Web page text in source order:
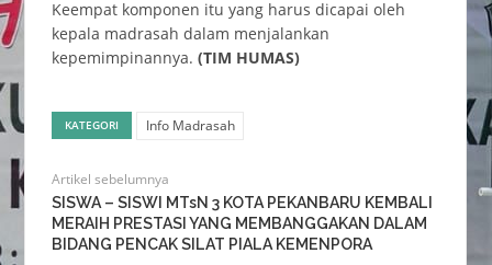
Keempat komponen itu yang harus dicapai oleh
kepala madrasah dalam menjalankan
kepemimpinannya. (TIM HUMAS)
KATEGORI Info Madrasah
Artikel sebelumnya
SISWA – SISWI MTsN 3 KOTA PEKANBARU KEMBALI
MERAIH PRESTASI YANG MEMBANGGAKAN DALAM
BIDANG PENCAK SILAT PIALA KEMENPORA